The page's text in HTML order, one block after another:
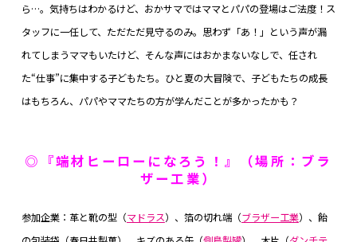
ら…。気持ちはわかるけど、おかサマではママとパパの登場はご法度！ス
タッフに一任して、ただただ見守るのみ。思わず「あ！」という声が漏
れてしまうママもいたけど、そんな声にはおかまないなしで、任され
た“仕事”に集中する子どもたち。ひと夏の大冒険で、子どもたちの成長
はもちろん、パパやママたちの方が学んだことが多かったかも？
◎『端材ヒーローになろう！』（場所：ブラ
ザー工業）
参加企業：革と靴の型（マドラス）、箔の切れ端（ブラザー工業）、飴